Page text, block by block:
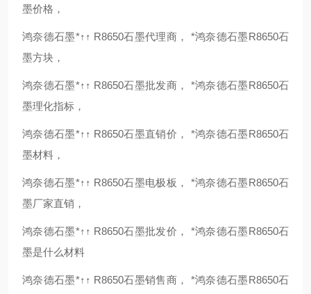
墨价格，
鸿奈德石墨*↑↑ R8650石墨代理商， *鸿奈德石墨R8650石
墨方块，
鸿奈德石墨*↑↑ R8650石墨批发商， *鸿奈德石墨R8650石
墨理化指标，
鸿奈德石墨*↑↑ R8650石墨直销价， *鸿奈德石墨R8650石
墨材料，
鸿奈德石墨*↑↑ R8650石墨电极板， *鸿奈德石墨R8650石
墨厂家直销，
鸿奈德石墨*↑↑ R8650石墨批发价， *鸿奈德石墨R8650石
墨是什么材料
鸿奈德石墨*↑↑ R8650石墨销售商， *鸿奈德石墨R8650石